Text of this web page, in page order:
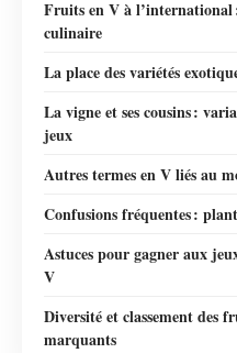
Fruits en V à
culinaire
La place des variétés
La vigne et ses cousins :
jeux
Autres termes en V liés au
Confusions fréquentes :
Astuces pour gagner aux
V
Diversité et classement des
marquants